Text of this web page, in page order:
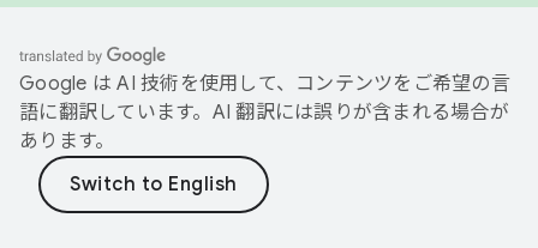
Google は AI 技術を使用して、コンテンツをご希望の言
語に翻訳しています。AI 翻訳には誤りが含まれる場合が
あります。